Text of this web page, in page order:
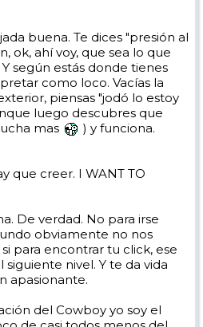
buena. Te dices "presión al
ok, ahí voy, que sea lo que
Y según estás donde tienes
como loco. Vacías la
piensas "jodó lo estoy
luego descubres que
mas
) y funciona.
que creer. I WANT TO
De verdad. No para irse
obviamente no nos
para encontrar tu click, ese
nivel. Y te da vida
apasionante.
del Cowboy yo soy el